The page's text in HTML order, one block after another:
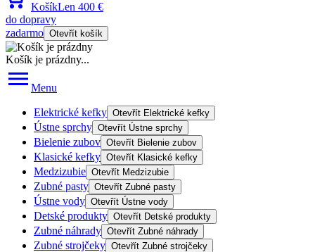
KošíkLen 400 €
do dopravy
zadarmo Otevřít košík
Košík je prázdny...
Menu
Elektrické kefky Otevřít Elektrické kefky
Ústne sprchy Otevřít Ústne sprchy
Bielenie zubov Otevřít Bielenie zubov
Klasické kefky Otevřít Klasické kefky
Medzizubie Otevřít Medzizubie
Zubné pasty Otevřít Zubné pasty
Ústne vody Otevřít Ústne vody
Detské produkty Otevřít Detské produkty
Zubné náhrady Otevřít Zubné náhrady
Zubné strojčeky Otevřít Zubné strojčeky